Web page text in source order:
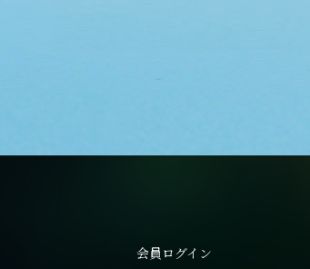
会員ログイン